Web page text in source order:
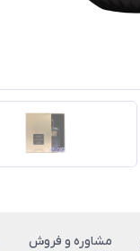
مشاوره و فروش